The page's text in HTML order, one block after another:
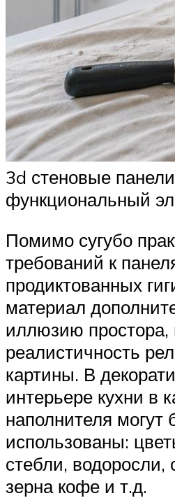
3d стеновые
функциональный
Помимо сугубо
требований к
продиктованных
материал
иллюзию простора,
реалистичность
картины. В
интерьере кухни в
наполнителя могут
использованы:
стебли, водоросли,
зерна кофе и т.д.